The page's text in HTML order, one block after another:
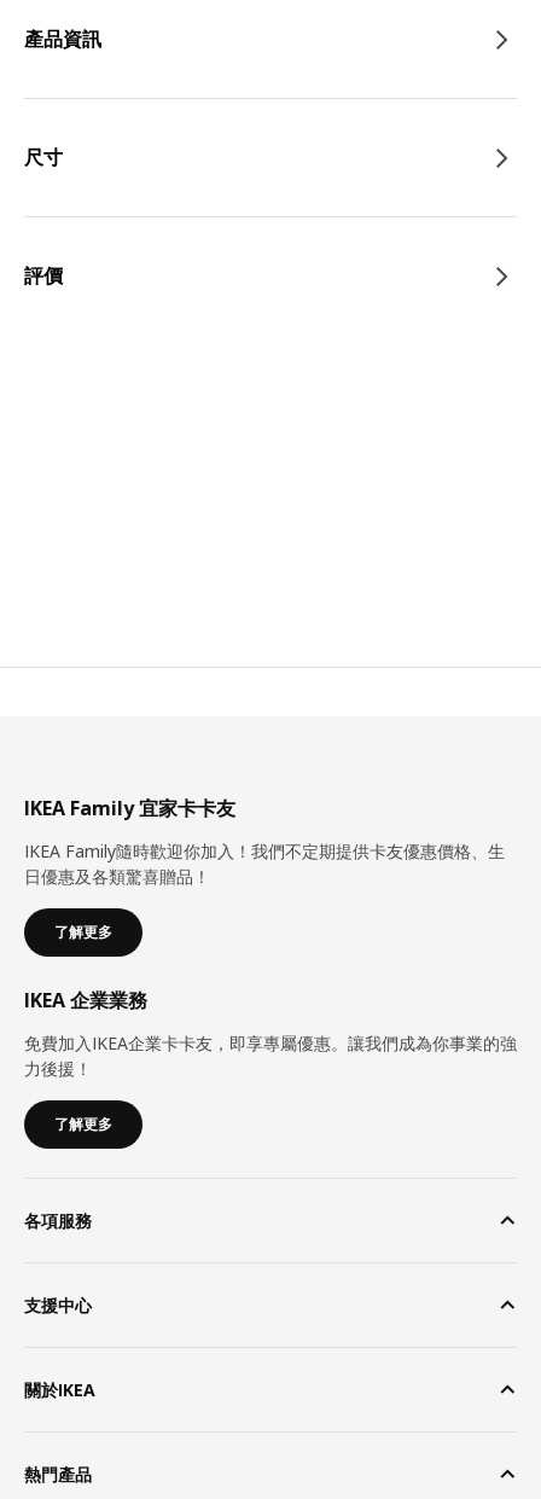
產品資訊
尺寸
評價
IKEA Family 宜家卡卡友
IKEA Family隨時歡迎你加入！我們不定期提供卡友優惠價格、生
日優惠及各類驚喜贈品！
了解更多
IKEA 企業業務
免費加入IKEA企業卡卡友，即享專屬優惠。讓我們成為你事業的強
力後援！
了解更多
各項服務
支援中心
關於IKEA
熱門產品